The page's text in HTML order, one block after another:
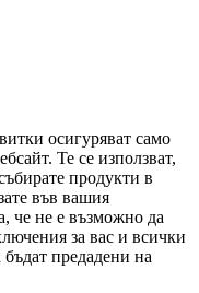
осигуряват само
Те се използват,
продукти в
във вашия
че не е възможно да
за вас и всички
предадени на